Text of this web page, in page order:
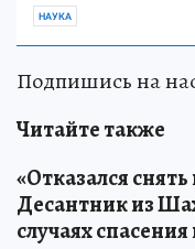
НАУКА
Подпишись на
Читайте также
«Отказался
Десантник из
случаях